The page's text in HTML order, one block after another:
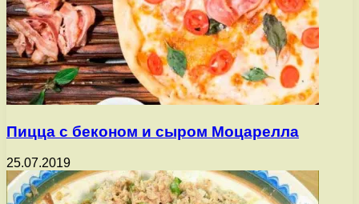
Пицца с беконом и сыром Моцарелла
25.07.2019